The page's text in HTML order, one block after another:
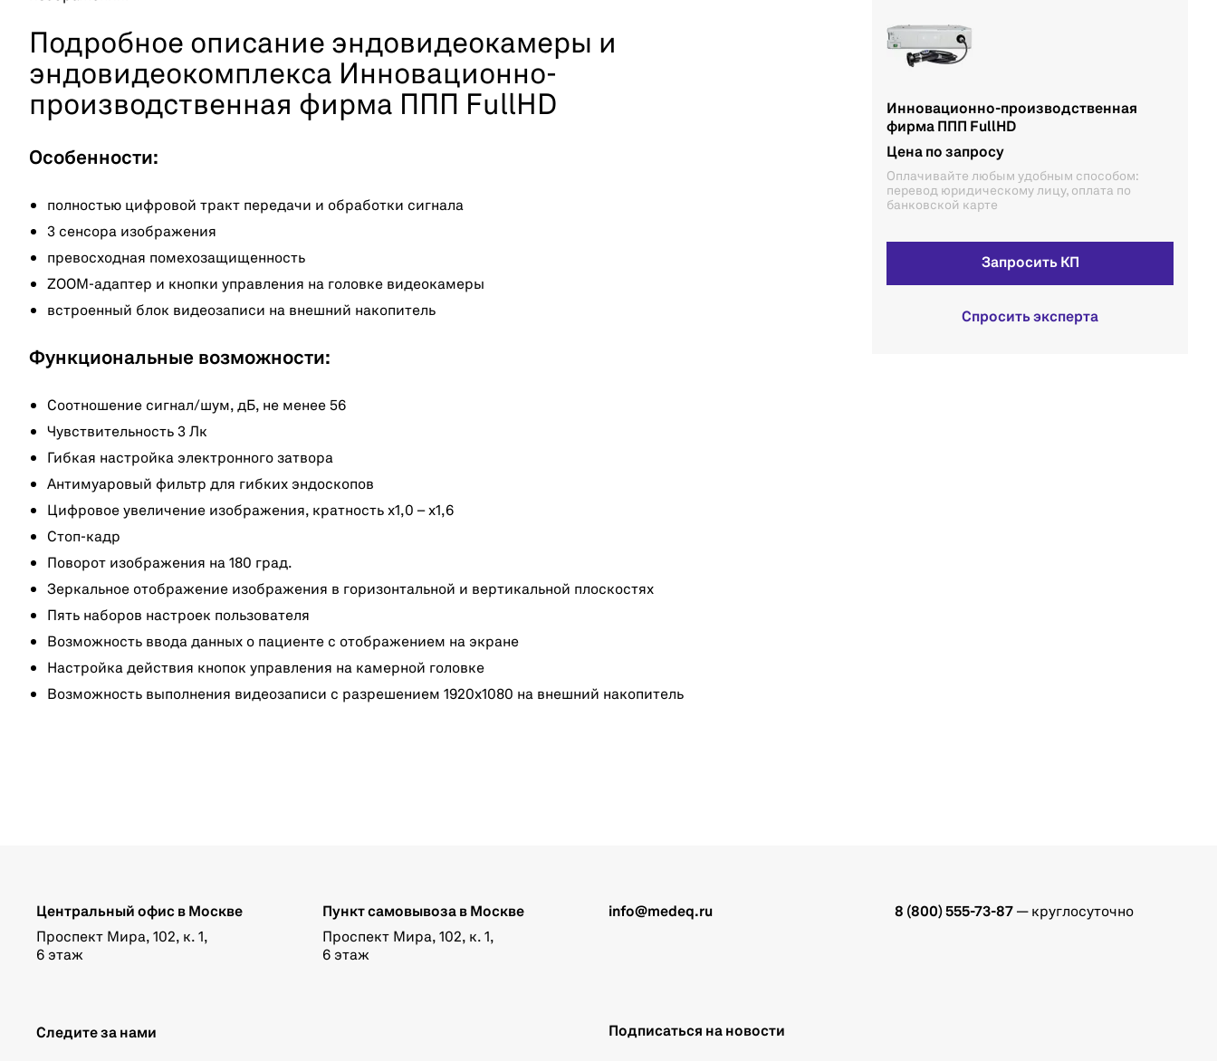
Подробное описание эндовидеокамеры и
эндовидеокомплекса Инновационно-
производственная фирма ППП FullHD
Особенности:
полностью цифровой тракт передачи и обработки сигнала
3 сенсора изображения
превосходная помехозащищенность
ZOOM-адаптер и кнопки управления на головке видеокамеры
встроенный блок видеозаписи на внешний накопитель
Функциональные возможности:
Соотношение сигнал/шум, дБ, не менее 56
Чувствительность 3 Лк
Гибкая настройка электронного затвора
Антимуаровый фильтр для гибких эндоскопов
Цифровое увеличение изображения, кратность х1,0 – х1,6
Стоп-кадр
Поворот изображения на 180 град.
Зеркальное отображение изображения в горизонтальной и вертикальной плоскостях
Пять наборов настроек пользователя
Возможность ввода данных о пациенте с отображением на экране
Настройка действия кнопок управления на камерной головке
Возможность выполнения видеозаписи с разрешением 1920х1080 на внешний накопитель
Инновационно-производственная
фирма ППП FullHD
Цена по запросу
Оплачивайте любым удобным способом:
перевод юридическому лицу, оплата по
банковской карте
Запросить КП
Спросить эксперта
info@medeq.ru 8 (800) 555-73-87 — круглосуточно
Центральный офис в Москве
Проспект Мира, 102, к. 1,
6 этаж
Пункт самовывоза в Москве
Проспект Мира, 102, к. 1,
6 этаж
Следите за нами Подписаться на новости